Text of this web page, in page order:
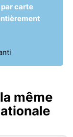
carte
même